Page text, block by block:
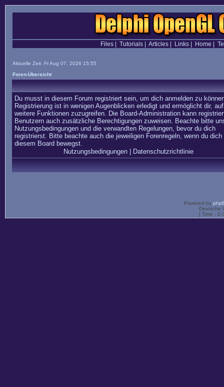
Files| Tutorials| Articles| Links| Home
Aktuelle Zeit: Fr Aug 07, 2026 15:55
Foren-Übersicht
Du musst in diesem Forum registriert sein, um dich anmelden zu
Registrierung ist in wenigen Augenblicken erledigt und ermöglicht dir, auf
weitere Funktionen zuzugreifen. Die Board-Administration kann
Benutzern auch zusätzliche Berechtigungen zuweisen. Beachte bitte
Nutzungsbedingungen und die verwandten Regelungen, bevor du dich
registrierst. Bitte beachte auch die jeweiligen Forenregeln, wenn du dich
diesem Board bewegst.
Nutzungsbedingungen| Datenschutzrichtlinie
Powered by
Deutsche
[ Time :